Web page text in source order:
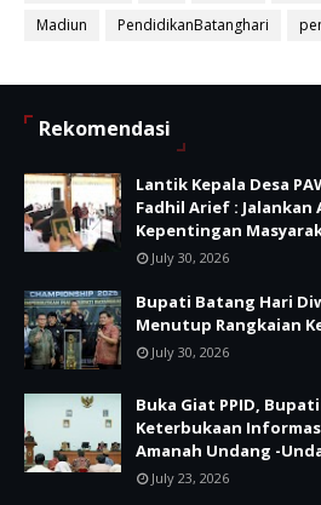
Madiun
PendidikanBatanghari
Rekomendasi
Lantik Kepala Desa
Fadhil Arief :
Kepentingan
July 30, 2026
Bupati Batang Hari
Menutup Rangkaian
July 30, 2026
Buka Giat PPID,
Keterbukaan
Amanah Undang -
July 23, 2026